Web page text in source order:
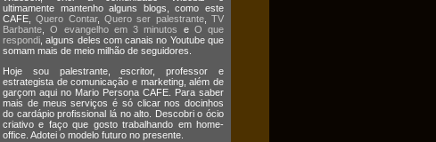
ultimamente mantenho alguns blogs, como este
CAFE,Quero Contar,Quero ser palestrante,TV
Barbante ,O evangelho em 3 minutos e O que
respondi , alguns deles com canais no Youtube que
somam mais de meio milhão de seguidores.
Hoje sou palestrante, escritor, professor e
estrategista de comunicação e marketing, além de
garçom aqui no Mario Persona CAFE. Para saber
mais de meus serviços é só clicar nos docinhos
do cardápio profissional lá no alto. Descobri o ócio
criativo e faço que gosto trabalhando em home-
office. Adotei o modelo futuro no presente.